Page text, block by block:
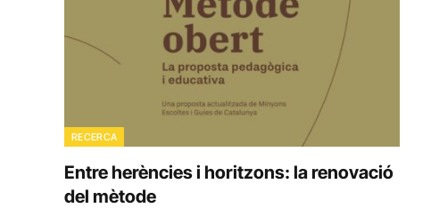
RECERCA
Entre herències i horitzons: la renovació
del mètode